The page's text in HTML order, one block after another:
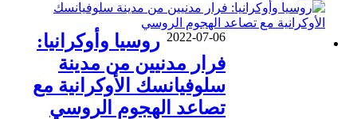
2022-07-06 روسيا وأوكرانيا:
فرار مدنيين من مدينة
سلوفيانسك الأوكرانية مع
تصاعد الهجوم الروسي